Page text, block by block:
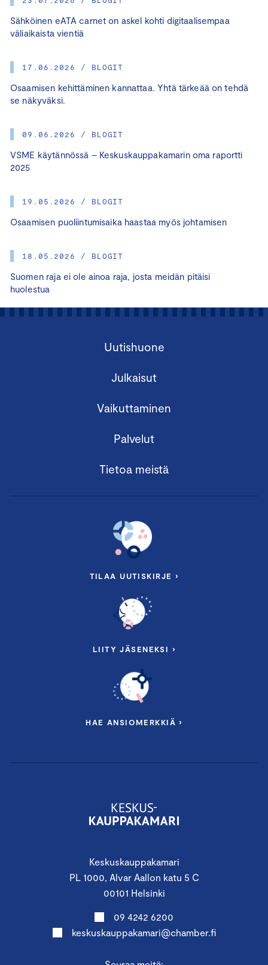
Sähköinen eATA carnet on askel kohti digitaalisempaa
väliaikaista vientiä
17.06.2026 / BLOGIT
Osaamisen kehittäminen kannattaa. Yhtä tärkeää on tehdä
se näkyväksi.
09.06.2026 / BLOGIT
VSME käytännössä – Keskuskauppakamarin oma raportti
2025
19.05.2026 / BLOGIT
Osaamisen puoliintumisaika haastaa myös johtamisen
18.05.2026 / BLOGIT
Suomen raja ei ole ainoa raja, josta meidän pitäisi
huolestua
Keskuskauppakamari
PL 1000, Alvar Aallon katu 5 C
00101 Helsinki
09 4242 6200
keskuskauppakamari@chamber.fi
Uutishuone
Julkaisut
Vaikuttaminen
Palvelut
Tietoa meistä
TILAA UUTISKIRJE ›
LIITY JÄSENEKSI ›
HAE ANSIOMERKKIÄ ›